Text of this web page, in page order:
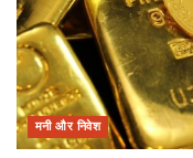
मनी और निवेश